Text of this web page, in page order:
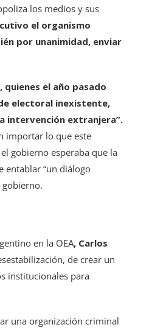
los medios y sus
el organismo
por unanimidad, enviar
el año pasado
electoral inexistente,
intervención extranjera”.
importar lo que este
gobierno esperaba que la
entablar “un diálogo
gobierno.
en la OEA, Carlos
de crear un
institucionales para
una organización criminal